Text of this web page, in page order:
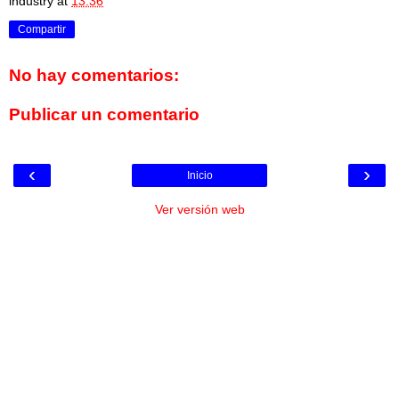
Compartir
No hay comentarios:
Publicar un comentario
‹ ›
Inicio
Ver versión web